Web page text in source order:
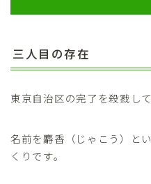
三人目の存在
東京自治区の完了を殺戮し
名前を麝香（じゃこう）と
くりです。